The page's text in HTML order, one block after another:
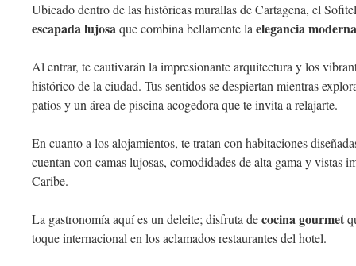
Ubicado dentro de las históricas murallas de Cartagena, el
escapada lujosaque combina bellamente la elegancia moderna
Al entrar, te cautivarán la impresionante arquitectura y los
histórico de la ciudad. Tus sentidos se despiertan mientras
patios y un área de piscina acogedora que te invita a relajarte.
En cuanto a los alojamientos, te tratan con habitaciones
cuentan con camas lujosas, comodidades de alta gama y vistas
Caribe.
La gastronomía aquí es un deleite; disfruta decocina gourmet
toque internacional en los aclamados restaurantes del hotel.